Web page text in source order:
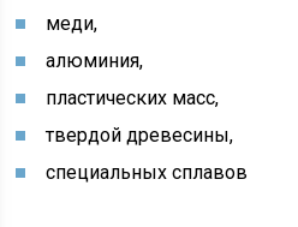
меди,
алюминия,
пластических масс,
твердой древесины,
специальных сплавов